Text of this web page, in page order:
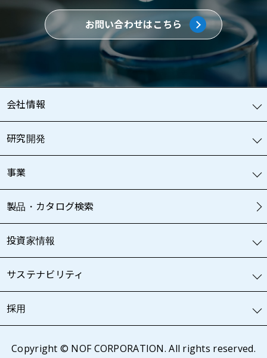
お問い合わせはこちら
会社情報
研究開発
事業
製品・カタログ検索
投資家情報
サステナビリティ
採用
Copyright © NOF CORPORATION. All rights reserved.